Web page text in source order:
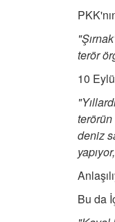
terör
10
deniz
Bu da